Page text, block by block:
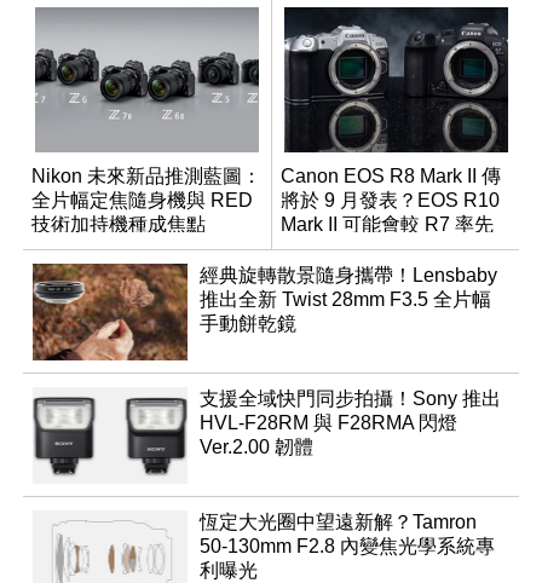
Nikon 未來新品推測藍圖：
全片幅定焦隨身機與 RED
技術加持機種成焦點
Canon EOS R8 Mark II 傳
將於 9 月發表？EOS R10
Mark II 可能會較 R7 率先
推出
經典旋轉散景隨身攜帶！Lensbaby
推出全新 Twist 28mm F3.5 全片幅
手動餅乾鏡
支援全域快門同步拍攝！Sony 推出
HVL-F28RM 與 F28RMA 閃燈
Ver.2.00 韌體
恆定大光圈中望遠新解？Tamron
50-130mm F2.8 內變焦光學系統專
利曝光